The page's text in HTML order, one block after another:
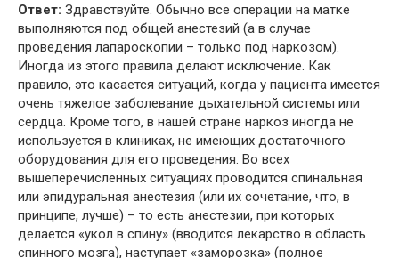
Ответ: Здравствуйте. Обычно все операции на матке
выполняются под общей анестезий (а в случае
проведения лапароскопии – только под наркозом).
Иногда из этого правила делают исключение. Как
правило, это касается ситуаций, когда у пациента имеется
очень тяжелое заболевание дыхательной системы или
сердца. Кроме того, в нашей стране наркоз иногда не
используется в клиниках, не имеющих достаточного
оборудования для его проведения. Во всех
вышеперечисленных ситуациях проводится спинальная
или эпидуральная анестезия (или их сочетание, что, в
принципе, лучше) – то есть анестезии, при которых
делается «укол в спину» (вводится лекарство в область
спинного мозга), наступает «заморозка» (полное